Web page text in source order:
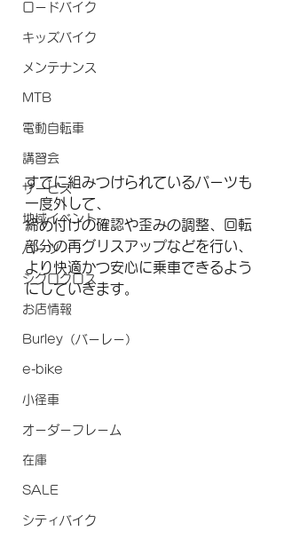
ロードバイク
キッズバイク
メンテナンス
MTB
電動自転車
講習会
サービス
地域イベント
パーツ
シクロクロス
お店情報
Burley（バーレー）
e-bike
小径車
オーダーフレーム
在庫
SALE
シティバイク
すでに組みつけられているパーツも
一度外して、
締め付けの確認や歪みの調整、回転
部分の再グリスアップなどを行い、
より快適かつ安心に乗車できるよう
にしていきます。